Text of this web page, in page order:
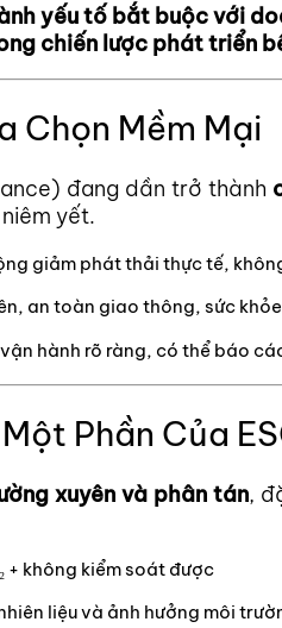
yếu tố bắt buộc với
chiến lược phát triển
Chọn Mềm Mại
đang dần trở thành
yết.
giảm phát thải thực tế,
an toàn giao thông, sức khỏe
hành rõ ràng, có thể báo
Phần Của
xuyên và phân tán,
+ không kiểm soát được
liệu và ảnh hưởng môi